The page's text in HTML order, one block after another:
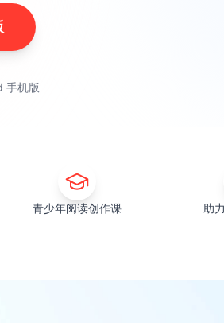
手机版
青少年阅读创作课 助